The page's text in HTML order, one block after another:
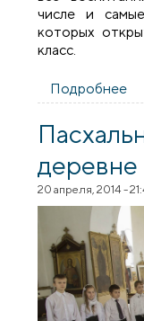
числе и
которых
класс.
Подробнее
деревне
20 апреля, 2014 -